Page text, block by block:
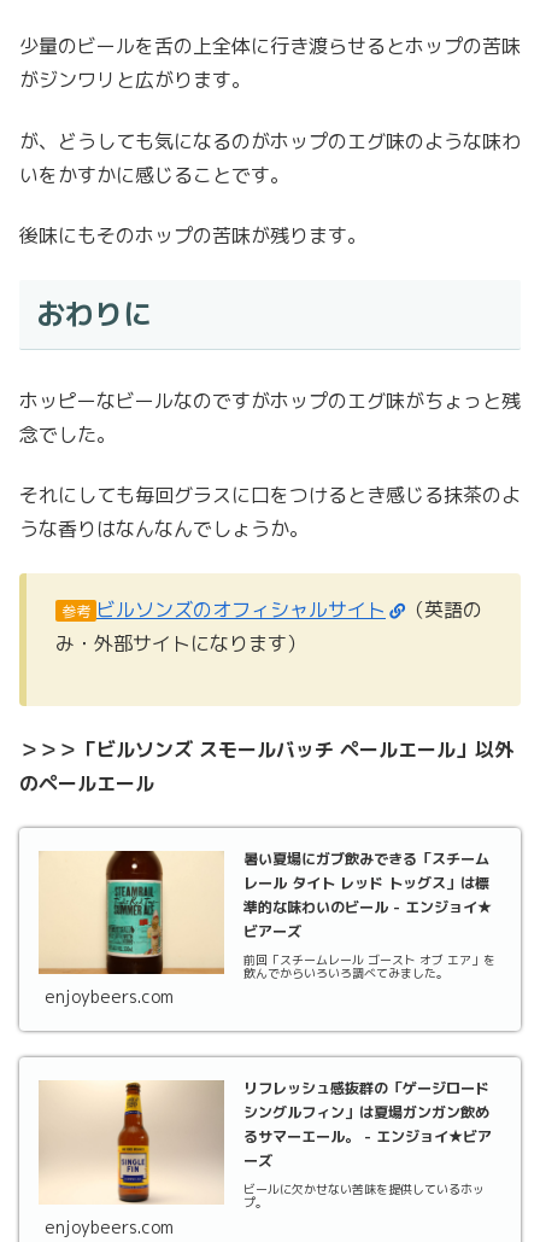
少量のビールを舌の上全体に行き渡らせるとホップの苦味
がジンワリと広がります。
が、どうしても気になるのがホップのエグ味のような味わ
いをかすかに感じることです。
後味にもそのホップの苦味が残ります。
おわりに
ホッピーなビールなのですがホップのエグ味がちょっと残
念でした。
それにしても毎回グラスに口をつけるとき感じる抹茶のよ
うな香りはなんなんでしょうか。
参考 ビルソンズのオフィシャルサイト
（英語の
み・外部サイトになります）
＞＞＞「ビルソンズ スモールバッチ ペールエール」以外
のペールエール
暑い夏場にガブ飲みできる「スチーム
レール タイト レッド トッグス」は標
準的な味わいのビール - エンジョイ★
ビアーズ
前回「スチームレール ゴースト オブ エア」を
飲んでからいろいろ調べてみました。
enjoybeers.com
リフレッシュ感抜群の「ゲージロード
シングルフィン」は夏場ガンガン飲め
るサマーエール。 - エンジョイ★ビア
ーズ
ビールに欠かせない苦味を提供しているホッ
プ。
enjoybeers.com